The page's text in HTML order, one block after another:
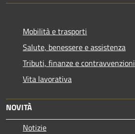
Mobilità e trasporti
Salute, benessere e assistenza
Tributi, finanze e contravvenzioni
Vita lavorativa
NOVITÀ
Notizie